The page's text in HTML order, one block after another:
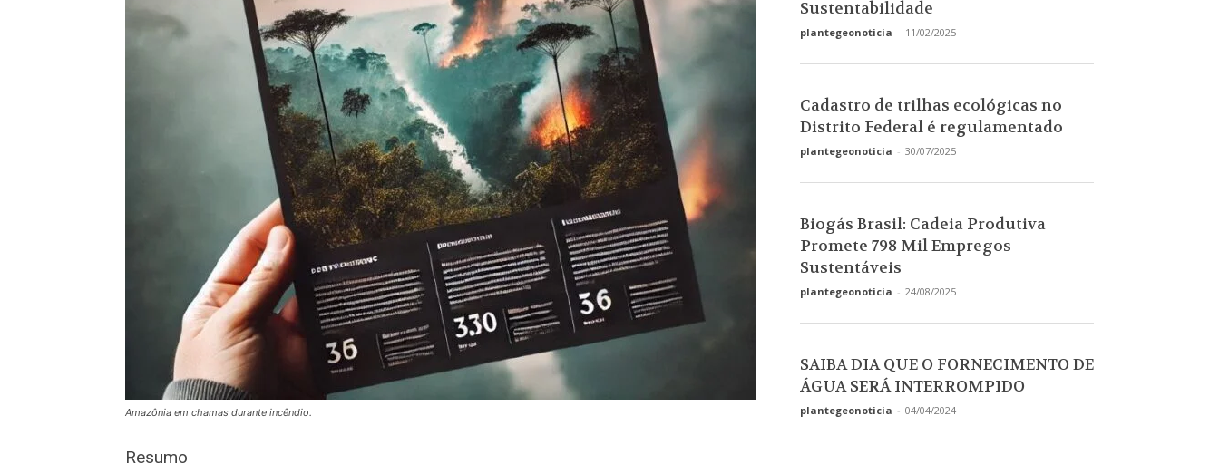
Amazônia em chamas durante incêndio.
Resumo
Sustentabilidade
plantegeonoticia - 11/02/2025
Cadastro de trilhas ecológicas no
Distrito Federal é regulamentado
plantegeonoticia - 30/07/2025
Biogás Brasil: Cadeia Produtiva
Promete 798 Mil Empregos
Sustentáveis
plantegeonoticia - 24/08/2025
SAIBA DIA QUE O FORNECIMENTO DE
ÁGUA SERÁ INTERROMPIDO
plantegeonoticia - 04/04/2024